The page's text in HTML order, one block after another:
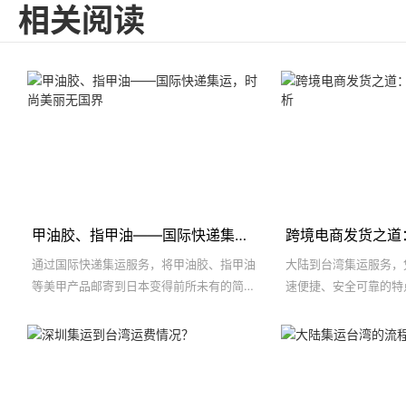
相关阅读
甲油胶、指甲油——国际快递集运，时尚美丽无国界
通过国际快递集运服务，将甲油胶、指甲油
等美甲产品邮寄到日本变得前所未有的简单
大陆到台湾集运服务
速便捷、安全可靠的
多的海外购物便利，